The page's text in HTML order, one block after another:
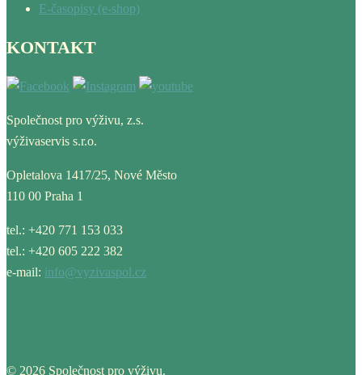
E-časopisy (e-shop)
KONTAKT
Společnost pro výživu, z.s.
výživaservis s.r.o.
Opletalova 1417/25, Nové Město
110 00 Praha 1
tel.: +420 771 153 033
tel.: +420 605 222 382
e-mail: info@vyzivaspol.cz
© 2026 Společnost pro výživu.